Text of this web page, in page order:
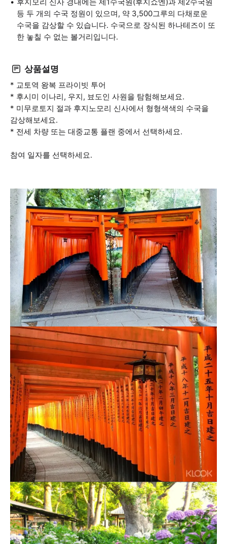
등 두 개의 수국 정원이 있으며, 약 3,500그루의 다채로운
수국을 감상할 수 있습니다. 수국으로 장식된 하나테즈이 또
한 놓칠 수 없는 볼거리입니다.
상품설명
* 교토역 왕복 프라이빗 투어
* 후시미 이나리, 우지, 뵤도인 사원을 탐험해보세요.
* 미무로토지 절과 후지노모리 신사에서 형형색색의 수국을
감상해보세요.
* 전세 차량 또는 대중교통 플랜 중에서 선택하세요.
참여 일자를 선택하세요.